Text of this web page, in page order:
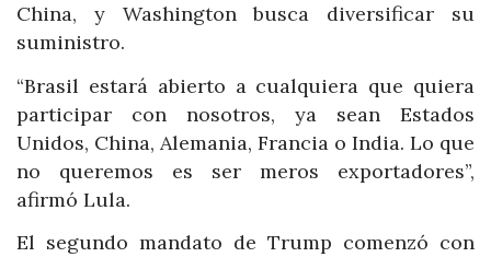
China, y Washington busca diversificar su
suministro.
“Brasil estará abierto a cualquiera que quiera
participar con nosotros, ya sean Estados
Unidos, China, Alemania, Francia o India. Lo que
no queremos es ser meros exportadores”,
afirmó Lula.
El segundo mandato de Trump comenzó con